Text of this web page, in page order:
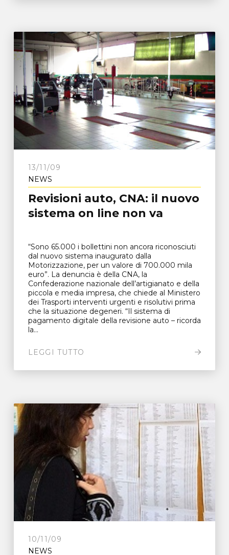
13/11/09
NEWS
Revisioni auto, CNA: il nuovo
sistema on line non va
“Sono 65.000 i bollettini non ancora riconosciuti
dal nuovo sistema inaugurato dalla
Motorizzazione, per un valore di 700.000 mila
euro”. La denuncia è della CNA, la
Confederazione nazionale dell’artigianato e della
piccola e media impresa, che chiede al Ministero
dei Trasporti interventi urgenti e risolutivi prima
che la situazione degeneri. “Il sistema di
pagamento digitale della revisione auto – ricorda
la...
LEGGI TUTTO
10/11/09
NEWS